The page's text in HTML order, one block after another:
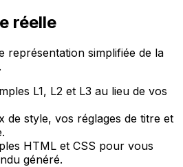
réelle
représentation simplifiée de la
L1, L2 et L3 au lieu de vos
de style, vos réglages de titre et
HTML et CSS pour vous
généré.